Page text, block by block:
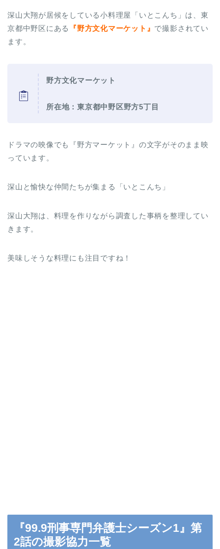
深山大翔が居候をしている小料理屋「いとこんち」は、東
京都中野区にある
『野方文化マーケット』 で撮影されてい
ます。
野方文化マーケット
所在地：東京都中野区野方5丁目
ドラマの映像でも『野方マーケット』の文字がそのまま映
っています。
深山と愉快な仲間たちが集まる「いとこんち」
深山大翔は、料理を作りながら調査した事柄を整理してい
きます。
美味しそうな料理にも注目ですね！
『99.9刑事専門弁護士シーズン1』第
2話の撮影協力一覧